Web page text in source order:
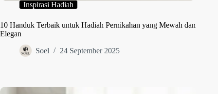
Inspirasi Hadiah
10 Handuk Terbaik untuk Hadiah Pernikahan yang Mewah dan
Elegan
Soel 24 September 2025